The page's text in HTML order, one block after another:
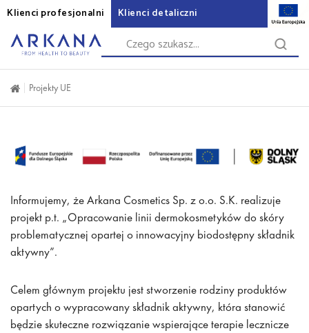
Klienci profesjonalni Klienci detaliczni
Projekty UE
Informujemy, że Arkana Cosmetics Sp. z o.o. S.K. realizuje
projekt p.t. „Opracowanie linii dermokosmetyków do skóry
problematycznej opartej o innowacyjny biodostępny składnik
aktywny”.
Celem głównym projektu jest stworzenie rodziny produktów
opartych o wypracowany składnik aktywny, która stanowić
będzie skuteczne rozwiązanie wspierające terapie lecznicze